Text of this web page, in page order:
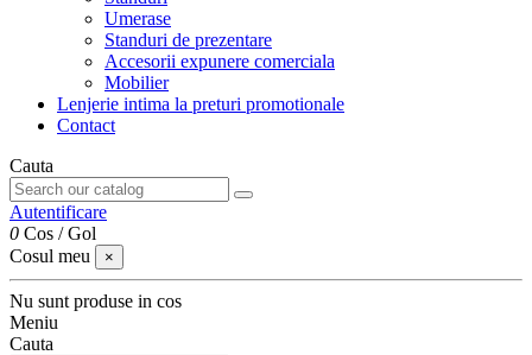
Umerase
Standuri de prezentare
Accesorii expunere comerciala
Mobilier
Lenjerie intima la preturi promotionale
Contact
Cauta
Autentificare
0 Cos /Gol
Cosul meu
×
Nu sunt produse in cos
Meniu
Cauta